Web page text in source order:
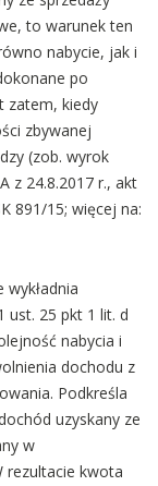
to warunek ten
nabycie, jak i
po
zatem, kiedy
zbywanej
(zob. wyrok
z 24.8.2017 r., akt
891/15; więcej na:
ust. 25 pkt 1 lit. d
nabycia i
dochodu z
Podkreśla
uzyskany ze
w
rezultacie kwota